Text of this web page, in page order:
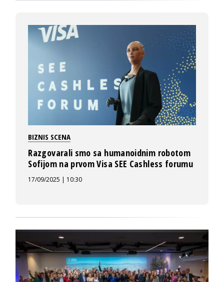
BIZNIS SCENA
Razgovarali smo sa humanoidnim robotom
Sofijom na prvom Visa SEE Cashless forumu
17/09/2025 | 10:30